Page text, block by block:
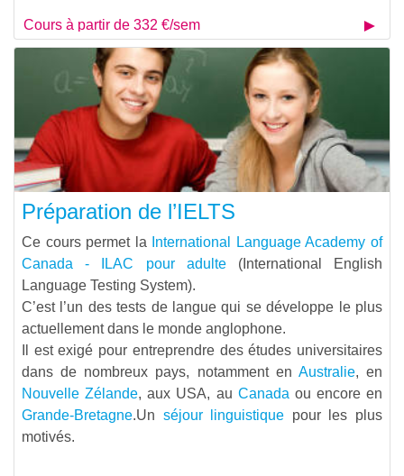
Cours à partir de 332 €/sem
Préparation de l’IELTS
Ce cours permet la
International Language Academy of
Canada - ILAC pour adulte(International English
Language Testing System).
C’est l’un des tests de langue qui se développe le plus
actuellement dans le monde anglophone.
Il est exigé pour entreprendre des études universitaires
dans de nombreux pays, notamment en Australie, en
Nouvelle Zélande, aux USA, au Canada ou encore en
Grande-Bretagne.Un séjour linguistique pour les plus
motivés.